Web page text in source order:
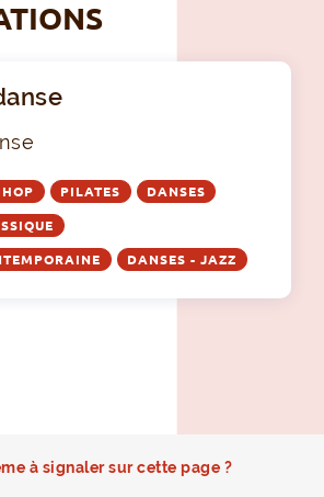
PILATES DANSES
DANSES - JAZZ
à signaler sur cette page ?